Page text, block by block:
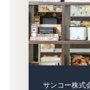
サンコー株式